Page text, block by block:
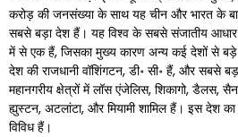
करोड़ की जनसंख्या के साथ यह चीन और भारत के
सबसे बड़ा देश हैं। यह विश्व के सबसे संजातीय आधार
में से एक हैं, जिसका मुख्य कारण अन्य कई देशों से बड़े
देश की राजधानी वॉशिंगटन, डी॰ सी॰ हैं, और सबसे
महानगरीय क्षेत्रों में लॉस एंजेलिस, शिकागो, डैलस,
ह्युस्टन, अटलांटा, और मियामी शामिल हैं। इस देश
विविध हैं।